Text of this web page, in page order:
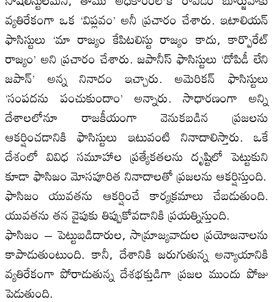
వ్యతిరేకంగా ఒక ‘విప్లవం’ అనీ ప్రచారం చేశారు. ఇటాలియన్
ఫాసిస్టులు ‘మా రాజ్యం కేపిటలిస్టు రాజ్యం కాదు, కార్పొరేట్
రాజ్యం’ అని ప్రచారం చేశారు. జపానీస్ ఫాసిస్టులు ‘దోపిడీ లేని
జపాన్’ అన్న నినాదం ఇచ్చారు. అమెరికన్ ఫాసిస్టులు
‘సంపదను పంచుకుందాం’ అన్నారు. సాధారణంగా అన్ని
దేశాలలోనూ రాజకీయంగా వెనుకబడిన ప్రజలను
ఆకర్షించడానికి ఫాసిస్టులు ఇటువంటి నినాదాలిస్తారు. ఒకే
దేశంలో వివిధ సమూహాల ప్రత్యేకతలను దృష్టిలో పెట్టుకుని
కూడా ఫాసిజం మోసపూరిత నినాదాలతో ప్రజలను ఆకర్షిస్తుంది.
ఫాసిజం యువతను ఆకర్షించే కార్యక్రమాలు చేబడుతుంది.
యువతను తన వైపుకు తిప్పుకోవడానికి ప్రయత్నిస్తుంది.
ఫాసిజం – పెట్టుబడిదారుల, సామ్రాజ్యవాదుల ప్రయోజనాలను
కాపాడుతుంటుంది. కానీ, దేశానికి జరుగుతున్న అన్యాయానికి
వ్యతిరేకంగా పోరాడుతున్న దేశభక్తుడిగా ప్రజల ముందు పోజు
పెడుతుంది.